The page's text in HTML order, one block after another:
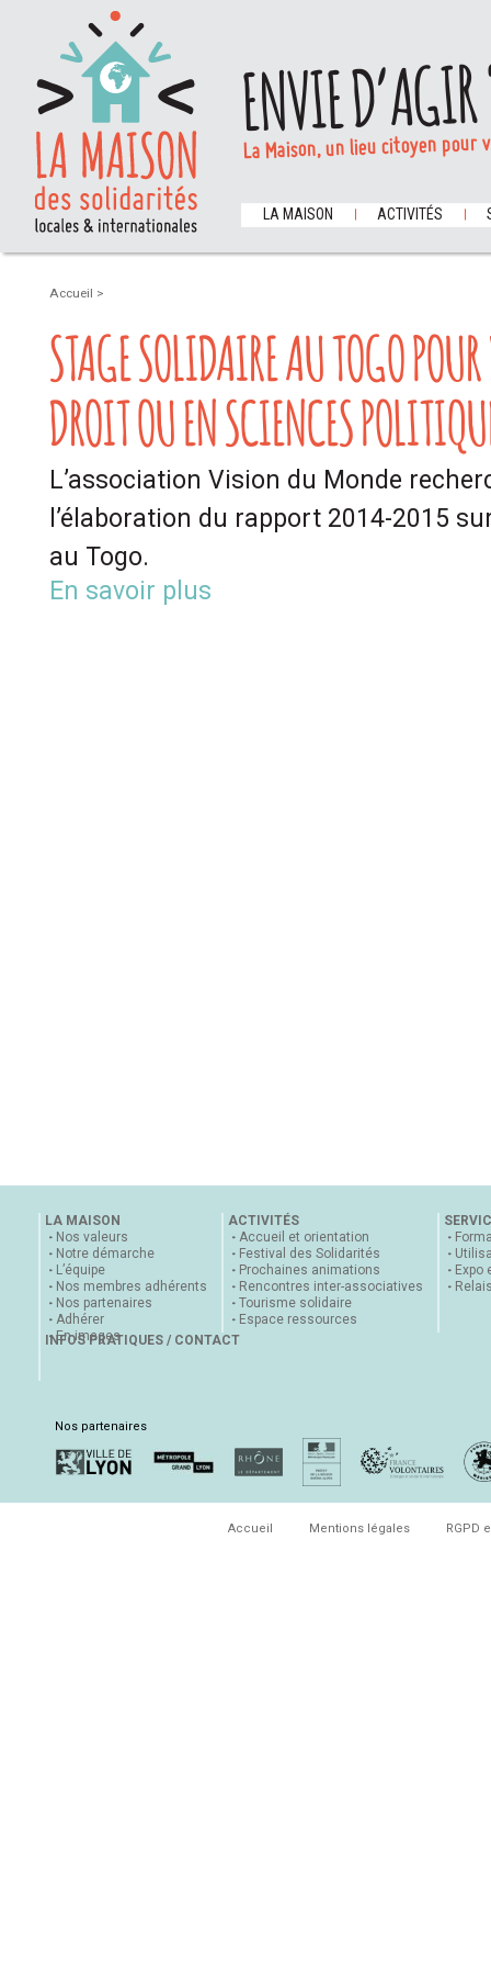
ENVIE
La Maison, un lieu citoyen
LA MAISON ACTIVITÉS
Accueil >
STAGE SOLIDAIRE AU TOGO
DROIT OU EN SCIENCES
L’association Vision du Monde
l’élaboration du rapport 2014-2015
au Togo.
En savoir plus
LA MAISON
Nos valeurs
Notre démarche
L’équipe
Nos membres adhérents
Nos partenaires
Adhérer
En images
ACTIVITÉS
Accueil et orientation
Festival des Solidarités
Prochaines animations
Rencontres inter-associatives
Tourisme solidaire
Espace ressources
Expo
INFOS PRATIQUES / CONTACT
Nos partenaires
Accueil Mentions légales RGPD